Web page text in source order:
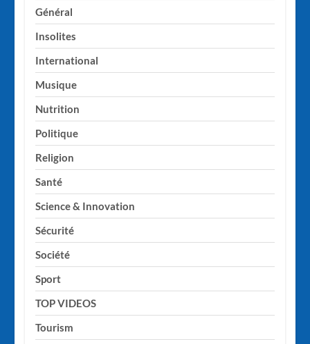
Général
Insolites
International
Musique
Nutrition
Politique
Religion
Santé
Science & Innovation
Sécurité
Société
Sport
TOP VIDEOS
Tourism